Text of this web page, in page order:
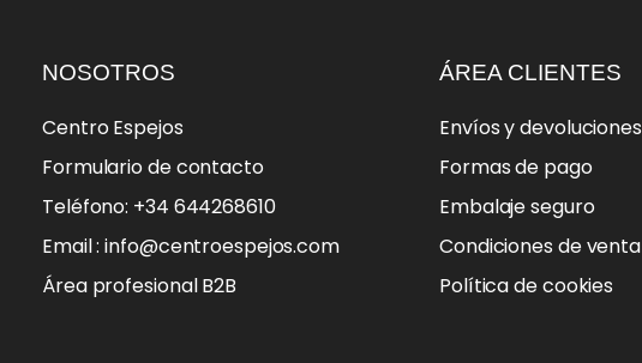
NOSOTROS
Centro Espejos
Formulario de contacto
Teléfono: +34 644268610
Email : info@centroespejos.com
Área profesional B2B
ÁREA CLIENTES
Envíos y devoluciones
Formas de pago
Embalaje seguro
Condiciones de venta
Política de cookies